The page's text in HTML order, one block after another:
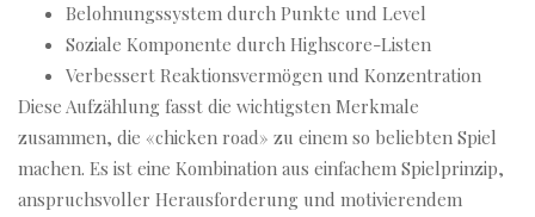
Belohnungssystem durch Punkte und Level
Soziale Komponente durch Highscore-Listen
Verbessert Reaktionsvermögen und Konzentration
Diese Aufzählung fasst die wichtigsten Merkmale
zusammen, die «chicken road» zu einem so beliebten Spiel
machen. Es ist eine Kombination aus einfachem Spielprinzip,
anspruchsvoller Herausforderung und motivierendem